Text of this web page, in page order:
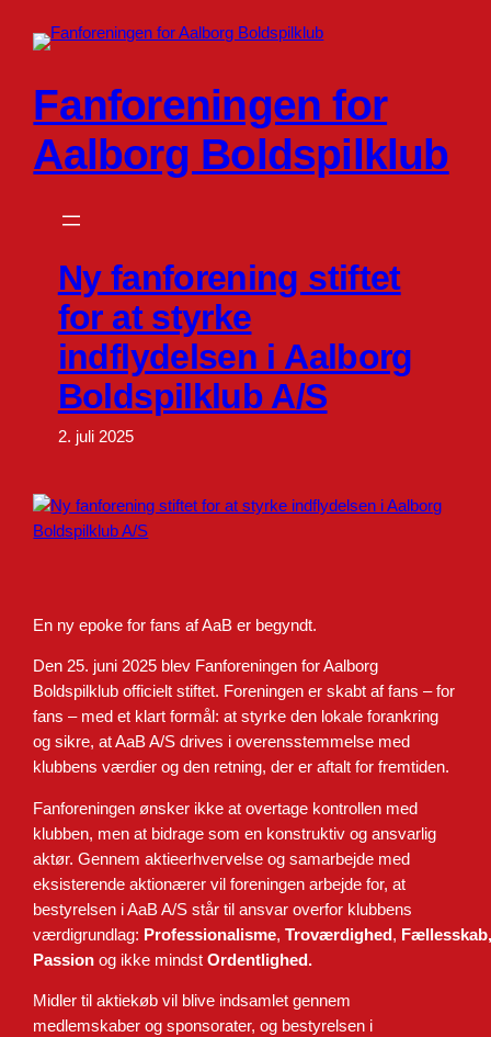
Fanforeningen for
Aalborg Boldspilklub
Ny fanforening stiftet
for at styrke
indflydelsen i Aalborg
Boldspilklub A/S
2. juli 2025
En ny epoke for fans af AaB er begyndt.
Den 25. juni 2025 blev Fanforeningen for Aalborg
Boldspilklub officielt stiftet. Foreningen er skabt af fans – for
fans – med et klart formål: at styrke den lokale forankring
og sikre, at AaB A/S drives i overensstemmelse med
klubbens værdier og den retning, der er aftalt for fremtiden.
Fanforeningen ønsker ikke at overtage kontrollen med
klubben, men at bidrage som en konstruktiv og ansvarlig
aktør. Gennem aktieerhvervelse og samarbejde med
eksisterende aktionærer vil foreningen arbejde for, at
bestyrelsen i AaB A/S står til ansvar overfor klubbens
værdigrundlag: Professionalisme, Troværdighed ,
Passionog ikke mindstOrdentlighed.
Midler til aktiekøb vil blive indsamlet gennem
medlemskaber og sponsorater, og bestyrelsen i